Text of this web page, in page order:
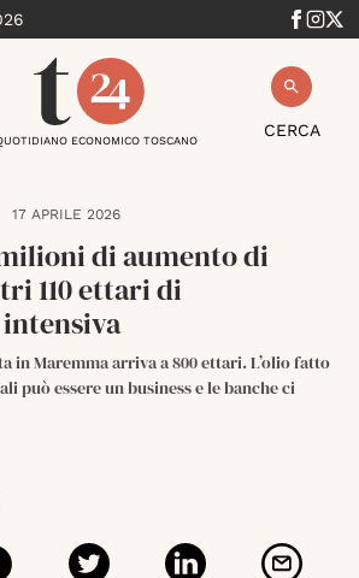
CERCA
ECONOMICO TOSCANO
17 APRILE 2026
di aumento di
110 ettari di
in Maremma arriva a 800 ettari. L’olio fatto
può essere un business e le banche ci